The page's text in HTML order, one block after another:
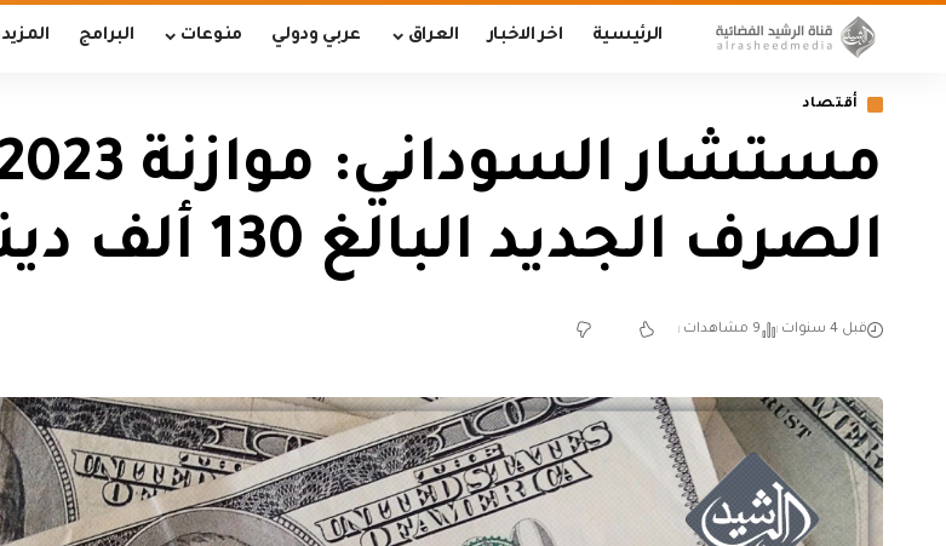
الرئيسية اخر الاخبار العراق عربي ودولي منوعات البرامج المزيد
أقتصاد
الصرف الجديد البالغ 130 ألف دينار
قبل 4 سنوات 9 مشاهدات